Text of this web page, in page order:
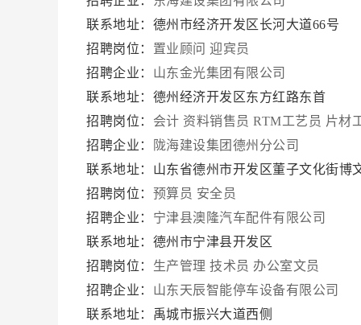
联系地址：德州市经济开发区长河大道66号
招聘岗位： 置业顾问 迎宾员
招聘企业： 山东金光集团有限公司
联系地址：德州经济开发区东方红路东首
招聘岗位： 会计 资料销售员 RTM工艺员 片材
招聘企业：
陇海建设集团德州分公司
联系地址：山东省德州市开发区董子文化街博
招聘岗位： 预算员 安全员
招聘企业： 宁津县澳隆汽车配件有限公司
联系地址：德州市宁津县开发区
招聘岗位： 生产管理 技术员 办公室文员
招聘企业： 山东天辰智能停车设备有限公司
联系地址：禹城市振兴大道西侧